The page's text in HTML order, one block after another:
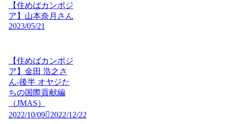
【住めばカンボジ
ア】山本奈月さん
2023/05/21
【住めばカンボジ
ア】金田 浩之さ
ん-後半 オヤジた
ちの国際貢献編
（JMAS）
2022/10/09
2022/12/22